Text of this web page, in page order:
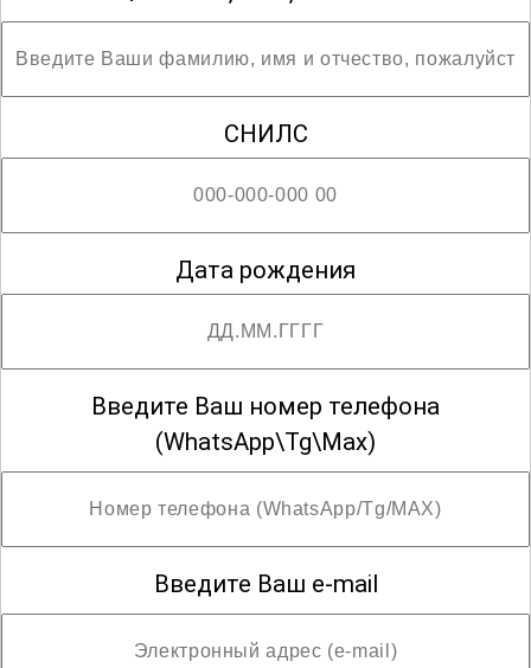
СНИЛС
Дата рождения
Введите Ваш номер телефона
(WhatsApp\Tg\Max)
Введите Ваш e-mail